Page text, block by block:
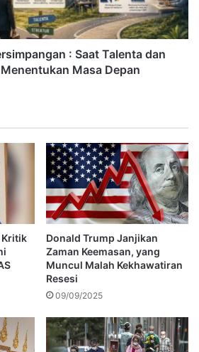
: Saat Talenta dan
Masa Depan
Kritik
Donald Trump Janjikan
Zaman Keemasan, yang
Muncul Malah Kekhawatiran
Resesi
09/09/2025